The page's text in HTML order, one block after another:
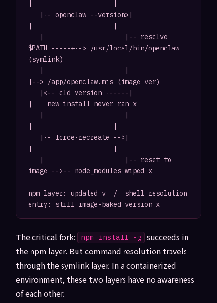
|                     |
|                     |
$PATH -----+--> /usr/local/bin/openclaw
(symlink)
|--> /app/openclaw.mjs (image ver)
|    new install never ran x
|                     |
|                     |
image -->-- node_modules wiped x
npm layer: updated v  /  shell resolution
entry: still image-baked version x
The critical fork: npm install -g succeeds in
the npm layer. But command resolution travels
through the symlink layer. In a containerized
environment, these two layers have no awareness
of each other.